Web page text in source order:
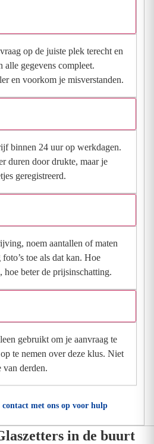
op de juiste plek terecht en
alle gegevens compleet.
en voorkom je misverstanden.
binnen 24 uur op werkdagen.
duren door drukte, maar je
geregistreerd.
noem aantallen of maten
toe als dat kan. Hoe
hoe beter de prijsinschatting.
gebruikt om je aanvraag te
te nemen over deze klus. Niet
van derden.
contact met ons op voor hulp
in de buurt